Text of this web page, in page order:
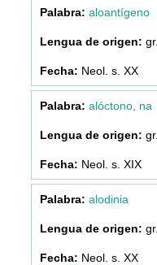
aloantígeno
gr.
Neol. s. XX
alóctono, na
gr.
Neol. s. XIX
alodinia
gr.
Neol. s. XX